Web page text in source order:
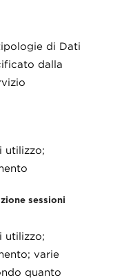
di Dati
dalla
utilizzo;
sessioni
utilizzo;
varie
quanto